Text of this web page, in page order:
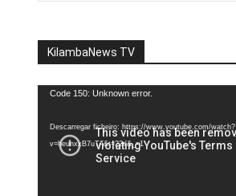
KilambaNews TV
Reprodutor
vídeo
Code 150: Unknown error.
Descarregar ficheiro: https://www.youtube.com/watch?
v=heunxxB7uTA&t=22s&_=1